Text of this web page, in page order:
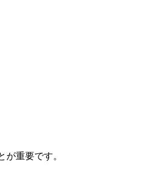
重要です。